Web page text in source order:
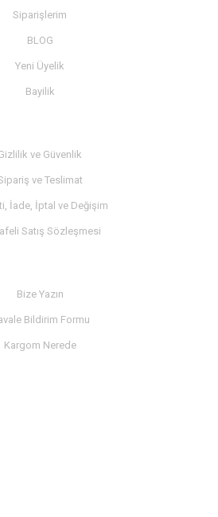
Siparişlerim
BLOG
Yeni Üyelik
Bayilik
ve Güvenlik
ve Teslimat
İade, İptal ve Değişim
Satış Sözleşmesi
Bize Yazın
Bildirim Formu
Kargom Nerede